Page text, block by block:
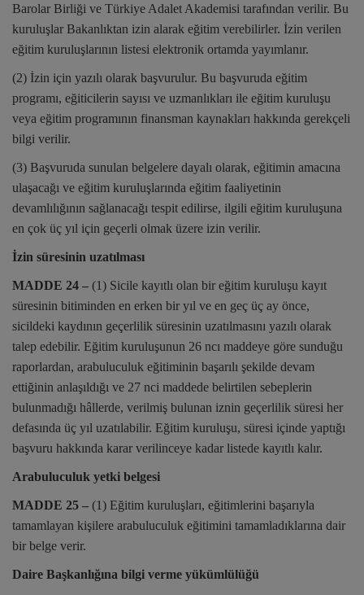
Barolar Birliği ve Türkiye Adalet Akademisi tarafından verilir. Bu
kuruluşlar Bakanlıktan izin alarak eğitim verebilirler. İzin verilen
eğitim kuruluşlarının listesi elektronik ortamda yayımlanır.
(2) İzin için yazılı olarak başvurulur. Bu başvuruda eğitim
programı, eğiticilerin sayısı ve uzmanlıkları ile eğitim kuruluşu
veya eğitim programının finansman kaynakları hakkında gerekçeli
bilgi verilir.
(3) Başvuruda sunulan belgelere dayalı olarak, eğitimin amacına
ulaşacağı ve eğitim kuruluşlarında eğitim faaliyetinin
devamlılığının sağlanacağı tespit edilirse, ilgili eğitim kuruluşuna
en çok üç yıl için geçerli olmak üzere izin verilir.
İzin süresinin uzatılması
MADDE 24 – (1) Sicile kayıtlı olan bir eğitim kuruluşu kayıt
süresinin bitiminden en erken bir yıl ve en geç üç ay önce,
sicildeki kaydının geçerlilik süresinin uzatılmasını yazılı olarak
talep edebilir. Eğitim kuruluşunun 26 ncı maddeye göre sunduğu
raporlardan, arabuluculuk eğitiminin başarılı şekilde devam
ettiğinin anlaşıldığı ve 27 nci maddede belirtilen sebeplerin
bulunmadığı hâllerde, verilmiş bulunan iznin geçerlilik süresi her
defasında üç yıl uzatılabilir. Eğitim kuruluşu, süresi içinde yaptığı
başvuru hakkında karar verilinceye kadar listede kayıtlı kalır.
Arabuluculuk yetki belgesi
MADDE 25 – (1) Eğitim kuruluşları, eğitimlerini başarıyla
tamamlayan kişilere arabuluculuk eğitimini tamamladıklarına dair
bir belge verir.
Daire Başkanlığına bilgi verme yükümlülüğü